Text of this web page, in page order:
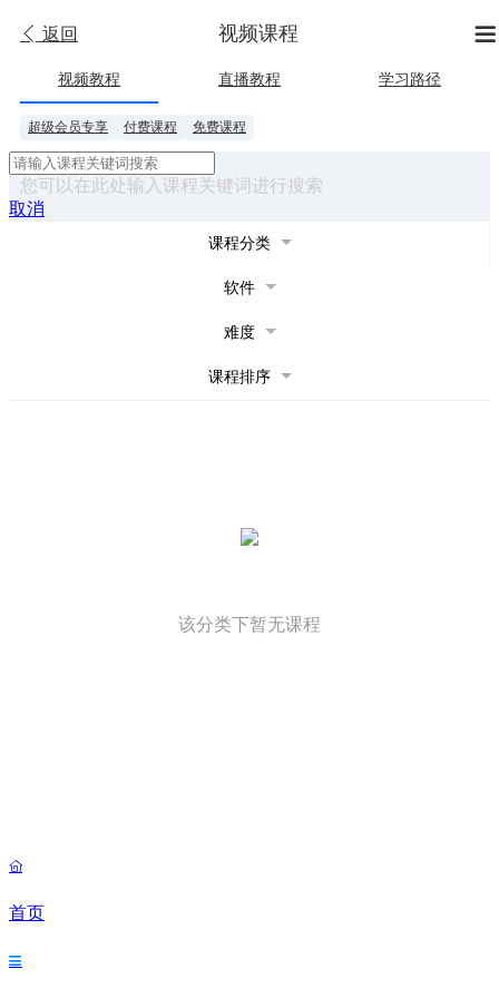
 返回 
视频课程
视频教程 直播教程 学习路径
超级会员专享 付费课程 免费课程
您可以在此处输入课程关键词进行搜索
取消
课程分类
软件
难度
课程排序
该分类下暂无课程

首页
